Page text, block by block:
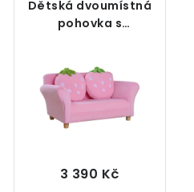
Dětská dvoumístná
pohovka s
3 390 Kč